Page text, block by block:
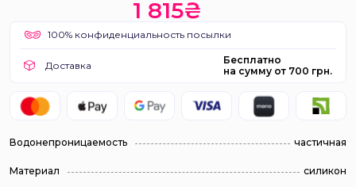
1 815₴
100% конфиденциальность посылки
Доставка
Бесплатно
на сумму от 700 грн.
Водонепроницаемость частичная
Материал силикон